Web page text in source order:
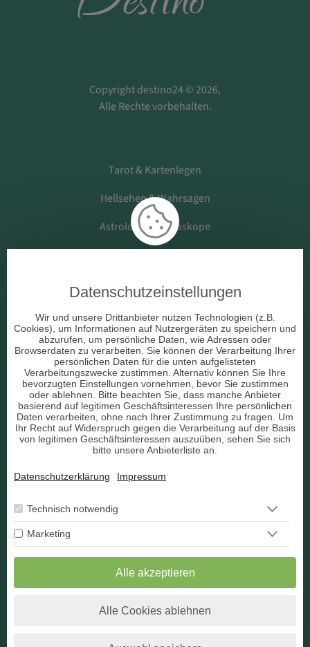
Copyright destino24 © 2026,
Alle Rechte vorbehalten.
Tarot & Kartenlegen
Hellsehen & Wahrsagen
Astrologie & Horoskope
Beruf & Arbeitsleben
Liebe & Partnerschaft
sonstige Bereiche
AGB
Datenschutz
Impressum
Berater Bewerbung
Widerruf
* Alle angegebenen Preise verstehen sich inkl. der jeweils
Datenschutzeinstellungen
Wir und unsere Drittanbieter nutzen Technologien (z.B.
Cookies), um Informationen auf Nutzergeräten zu speichern und
abzurufen, um persönliche Daten, wie Adressen oder
Browserdaten zu verarbeiten. Sie können der Verarbeitung Ihrer
persönlichen Daten für die unten aufgelisteten
Verarbeitungszwecke zustimmen. Alternativ können Sie Ihre
bevorzugten Einstellungen vornehmen, bevor Sie zustimmen
oder ablehnen. Bitte beachten Sie, dass manche Anbieter
basierend auf legitimen Geschäftsinteressen Ihre persönlichen
Daten verarbeiten, ohne nach Ihrer Zustimmung zu fragen. Um
Ihr Recht auf Widerspruch gegen die Verarbeitung auf der Basis
von legitimen Geschäftsinteressen auszuüben, sehen Sie sich
bitte unsere Anbieterliste an.
Datenschutzerklärung Impressum
Technisch notwendig
Marketing
Alle akzeptieren
Alle Cookies ablehnen